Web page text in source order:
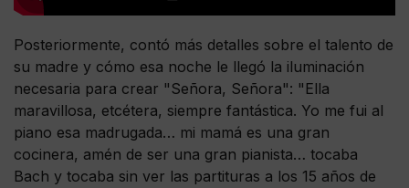
Posteriormente, contó más detalles sobre el talento de
su madre y cómo esa noche le llegó la iluminación
necesaria para crear "Señora, Señora": "Ella
maravillosa, etcétera, siempre fantástica. Yo me fui al
piano esa madrugada… mi mamá es una gran
cocinera, amén de ser una gran pianista… tocaba
Bach y tocaba sin ver las partituras a los 15 años de